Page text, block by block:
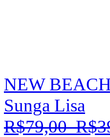
NEW
Sunga Lisa
R$79,00